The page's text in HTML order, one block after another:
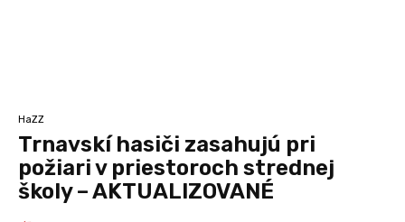
HaZZ
Trnavskí hasiči zasahujú pri
požiari v priestoroch strednej
školy – AKTUALIZOVANÉ